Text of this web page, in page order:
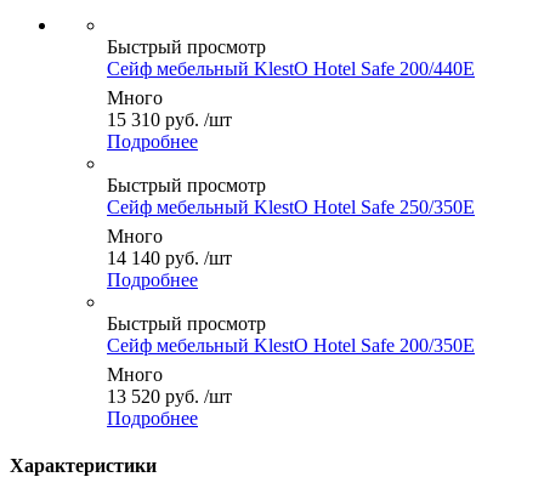
Быстрый просмотр
Сейф мебельный KlestO Hotel Safe 200/440E
Много
15 310 руб. /шт
Подробнее
Быстрый просмотр
Сейф мебельный KlestO Hotel Safe 250/350E
Много
14 140 руб. /шт
Подробнее
Быстрый просмотр
Сейф мебельный KlestO Hotel Safe 200/350E
Много
13 520 руб. /шт
Подробнее
Характеристики